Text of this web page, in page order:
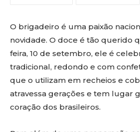
O brigadeiro é uma paixão
novidade. O doce é tão querido
feira, 10 de setembro, ele é
tradicional, redondo e com
que o utilizam em recheios e
atravessa gerações e tem lugar
coração dos brasileiros.